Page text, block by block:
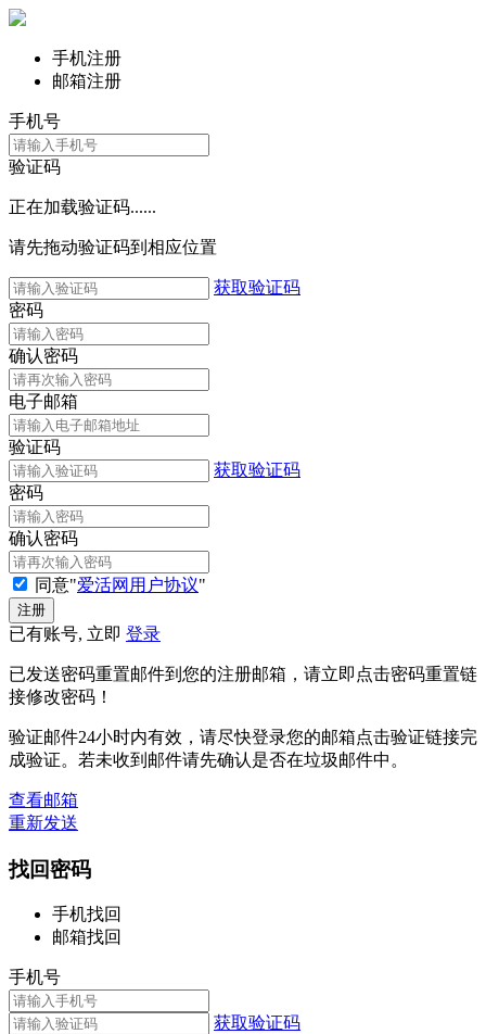
手机注册
邮箱注册
手机号
验证码
正在加载验证码......
请先拖动验证码到相应位置
获取验证码
密码
确认密码
电子邮箱
验证码
获取验证码
密码
确认密码
同意"爱活网用户协议"
已有账号, 立即 登录
已发送密码重置邮件到您的注册邮箱，请立即点击密码重置链
接修改密码！
验证邮件24小时内有效，请尽快登录您的邮箱点击验证链接完
成验证。若未收到邮件请先确认是否在垃圾邮件中。
查看邮箱
重新发送
找回密码
手机找回
邮箱找回
手机号
获取验证码